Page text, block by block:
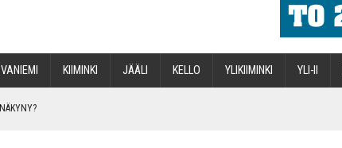
KII­MIN­KI JÄÄ­LI KEL­LO YLI­KII­MIN­KI YLI-II